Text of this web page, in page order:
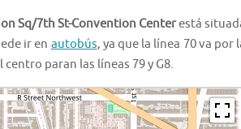
Sq/7th St-Convention Centerestá
ir en autobús, ya que la línea 70 va por
paran las líneas 79 y G8.